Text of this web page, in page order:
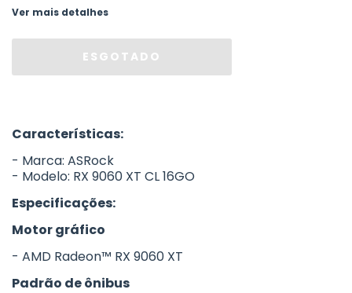
Ver mais detalhes
Características:
- Marca: ASRock
- Modelo: RX 9060 XT CL 16GO
Especificações:
Motor gráfico
- AMD Radeon™ RX 9060 XT
Padrão de ônibus